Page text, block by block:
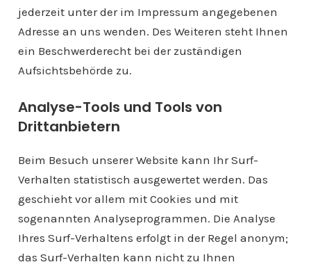
jederzeit unter der im Impressum angegebenen
Adresse an uns wenden. Des Weiteren steht Ihnen
ein Beschwerderecht bei der zuständigen
Aufsichtsbehörde zu.
Analyse-Tools und Tools von
Drittanbietern
Beim Besuch unserer Website kann Ihr Surf-
Verhalten statistisch ausgewertet werden. Das
geschieht vor allem mit Cookies und mit
sogenannten Analyseprogrammen. Die Analyse
Ihres Surf-Verhaltens erfolgt in der Regel anonym;
das Surf-Verhalten kann nicht zu Ihnen